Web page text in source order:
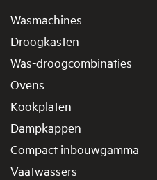
Wasmachines
Droogkasten
Was-droogcombinaties
Ovens
Kookplaten
Dampkappen
Compact inbouwgamma
Vaatwassers